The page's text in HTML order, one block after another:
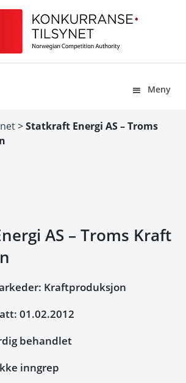
Meny
>Statkraft Energi AS – Troms
AS – Troms Kraft
Kraftproduksjon
01.02.2012
behandlet
inngrep